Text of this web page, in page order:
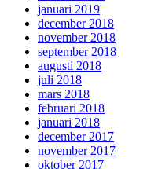
januari 2019
december 2018
november 2018
september 2018
augusti 2018
juli 2018
mars 2018
februari 2018
januari 2018
december 2017
november 2017
oktober 2017